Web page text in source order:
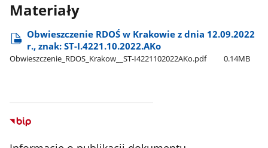
Materiały
Obwieszczenie RDOŚ w Krakowie z dnia 12.09.2022
r., znak: ST-I.4221.10.2022.AKo
Obwieszczenie​_RDOS​_Krakow​_​_ST-I4221102022AKo.pdf 0.14MB